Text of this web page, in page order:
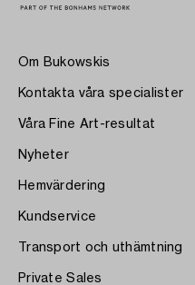
Om Bukowskis
Kontakta våra specialister
Våra Fine Art-resultat
Nyheter
Hemvärdering
Kundservice
Transport och uthämtning
Private Sales